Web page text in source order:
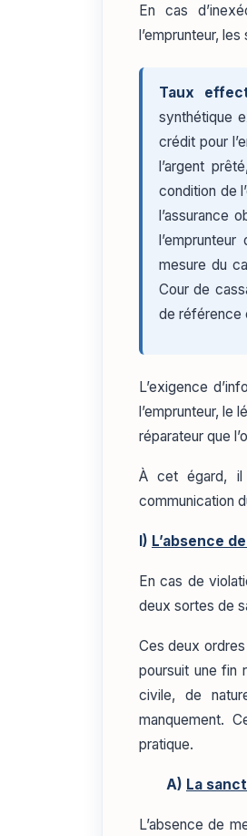
En cas
l’emprunteur,
Taux
synthétique
crédit pour
l’argent
condition de
l’assurance
mesure du
Cour de
de référence
L’exigence
l’emprunteur, le
réparateur que
À cet égard, il
communication
I) L’absence
En cas de
deux sortes de
Ces deux
poursuit une fin
civile, de
manquement.
pratique.
A) La
L’absence de